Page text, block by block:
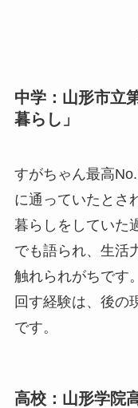
中学：山形市立
暮らし」
すがちゃん最高
に通っていたとさ
暮らしをしていた
でも語られ、生活
触れられがちです
回す経験は、後の
です。
高校：山形学院